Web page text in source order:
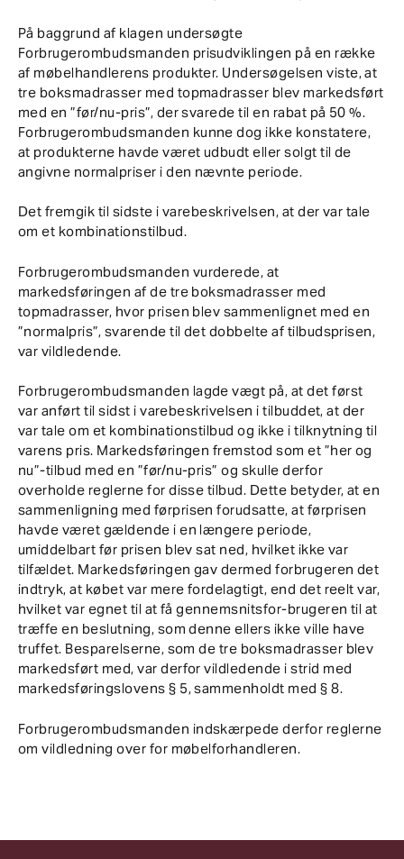
På baggrund af klagen undersøgte
Forbrugerombudsmanden prisudviklingen på en række
af møbelhandlerens produkter. Undersøgelsen viste, at
tre boksmadrasser med topmadrasser blev markedsført
med en ”før/nu-pris”, der svarede til en rabat på 50 %.
Forbrugerombudsmanden kunne dog ikke konstatere,
at produkterne havde været udbudt eller solgt til de
angivne normalpriser i den nævnte periode.
Det fremgik til sidste i varebeskrivelsen, at der var tale
om et kombinationstilbud.
Forbrugerombudsmanden vurderede, at
markedsføringen af de tre boksmadrasser med
topmadrasser, hvor prisen blev sammenlignet med en
”normalpris”, svarende til det dobbelte af tilbudsprisen,
var vildledende.
Forbrugerombudsmanden lagde vægt på, at det først
var anført til sidst i varebeskrivelsen i tilbuddet, at der
var tale om et kombinationstilbud og ikke i tilknytning til
varens pris. Markedsføringen fremstod som et ”her og
nu”-tilbud med en ”før/nu-pris” og skulle derfor
overholde reglerne for disse tilbud. Dette betyder, at en
sammenligning med førprisen forudsatte, at førprisen
havde været gældende i en længere periode,
umiddelbart før prisen blev sat ned, hvilket ikke var
tilfældet. Markedsføringen gav dermed forbrugeren det
indtryk, at købet var mere fordelagtigt, end det reelt var,
hvilket var egnet til at få gennemsnitsfor-brugeren til at
træffe en beslutning, som denne ellers ikke ville have
truffet. Besparelserne, som de tre boksmadrasser blev
markedsført med, var derfor vildledende i strid med
markedsføringslovens § 5, sammenholdt med § 8.
Forbrugerombudsmanden indskærpede derfor reglerne
om vildledning over for møbelforhandleren.